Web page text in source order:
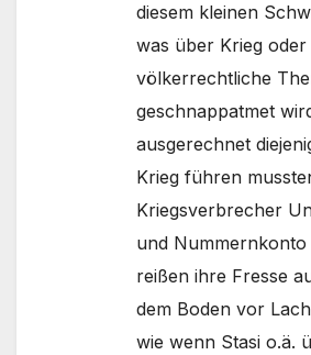
diesem kleinen
was über Krieg oder
völkerrechtliche
geschnappatmet
ausgerechnet
Krieg führen
Kriegsverbrecher
und Nummernkonto
reißen ihre Fresse
dem Boden vor
wie wenn Stasi o.ä.